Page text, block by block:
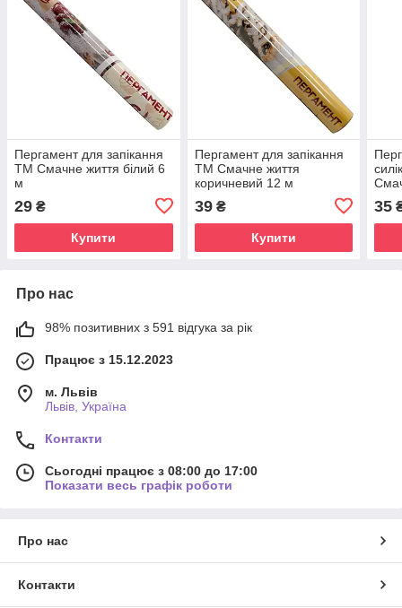
Пергамент для запікання
ТМ Смачне життя білий 6
м
29 ₴
Купити
Пергамент для запікання
ТМ Смачне життя
коричневий 12 м
39₴
Купити
35
Про нас
98% позитивних з 591 відгука за рік
Працює з 15.12.2023
м. Львів
Львів, Україна
Контакти
Сьогодні працює з 08:00 до 17:00
Показати весь графік роботи
Про нас
Контакти